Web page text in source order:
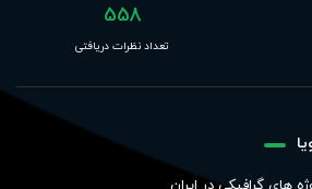
558
تعداد نظرات دریافتی